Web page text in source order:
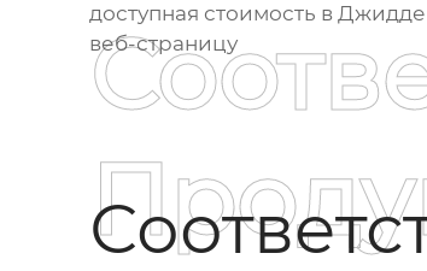
доступная стоимость в
веб-страницу